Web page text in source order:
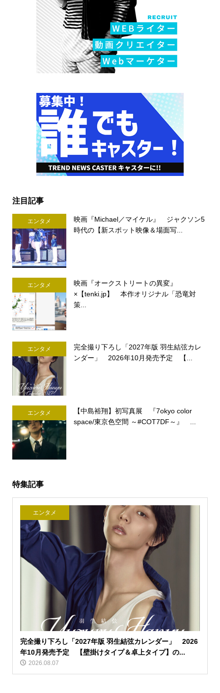
注目記事
エンタメ
映画『Michael／マイケル』 ジャクソン5
時代の【新スポット映像＆場面写...
エンタメ
映画『オークストリートの異変』
×【tenki.jp】 本作オリジナル「恐竜対
策...
エンタメ
完全撮り下ろし「2027年版 羽生結弦カレ
ンダー」 2026年10月発売予定 【...
エンタメ
【中島裕翔】初写真展 『7okyo color
space/東京色空間 ～#COT7DF～』 ...
特集記事
エンタメ
完全撮り下ろし「2027年版 羽生結弦カレンダー」 2026
年10月発売予定 【壁掛けタイプ＆卓上タイプ】の...
2026.08.07